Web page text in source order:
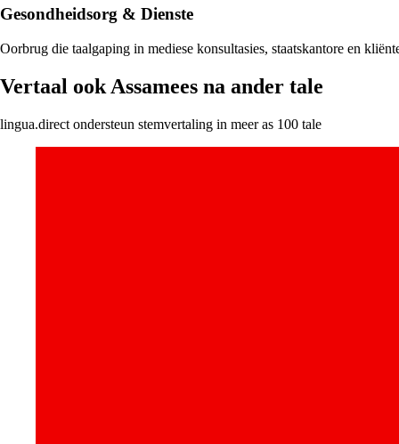
Gesondheidsorg & Dienste
Oorbrug die taalgaping in mediese konsultasies, staatskantore en
Vertaal ook Assamees na ander tale
lingua.direct ondersteun stemvertaling in meer as 100 tale